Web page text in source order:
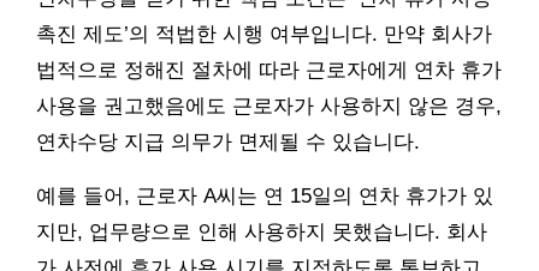
촉진 제도’의 적법한 시행 여부입니다. 만약 회사가
법적으로 정해진 절차에 따라 근로자에게 연차 휴가
사용을 권고했음에도 근로자가 사용하지 않은 경우,
연차수당 지급 의무가 면제될 수 있습니다.
예를 들어, 근로자 A씨는 연 15일의 연차 휴가가 있
지만, 업무량으로 인해 사용하지 못했습니다. 회사